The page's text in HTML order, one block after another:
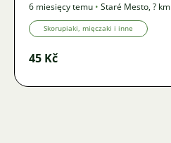
6 miesięcy temu • Staré Mesto,? km
Skorupiaki, mięczaki i inne
45 Kč